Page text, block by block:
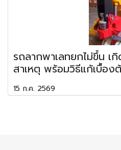
รถลากพาเลทยกไม่ขึ้น เ
สาเหตุ พร้อมวิธีแก้เบื้อง
15 ก.ค. 2569